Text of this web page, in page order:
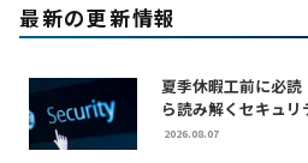
最新の更新情報
夏季休暇工前に必
ら読み解くセキュリ
2026.08.07